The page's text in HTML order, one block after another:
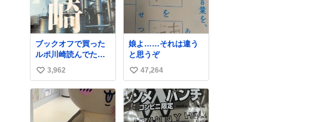
ブックオフで買った
ルポ川崎読んでた
ら，前の持ち主がラ
ッパーになる決意を
した形跡があってウ
ケた
い
い
ね
3,962
娘よ……それは違う
と思うぞ
い
い
ね
数
47,264